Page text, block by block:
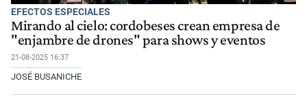
EFECTOS ESPECIALES
Mirando al cielo: cordobeses crean empresa de
"enjambre de drones" para shows y eventos
21-08-2025 16:37
JOSÉ BUSANICHE